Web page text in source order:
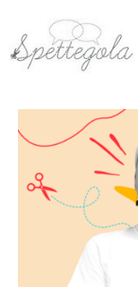
contenuto